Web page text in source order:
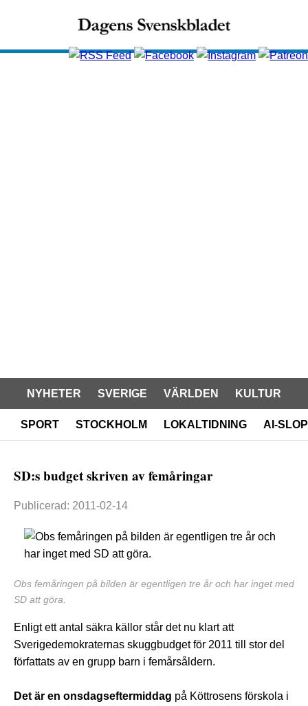
NYHETER SVERIGE VÄRLDEN KULTUR
SPORT STOCKHOLM LOKALTIDNING AI-SLOP
SD:s budget skriven av femåringar
Publicerad: 2011-02-14
Obs femåringen på bilden är egentligen tre år och har inget med
SD att göra.
Enligt ett antal säkra källor står det nu klart att
Sverigedemokraternas skuggbudget för 2011 till stor del
författats av en grupp barn i femårsåldern.
Det är en onsdagseftermiddag på Köttrosens förskola i